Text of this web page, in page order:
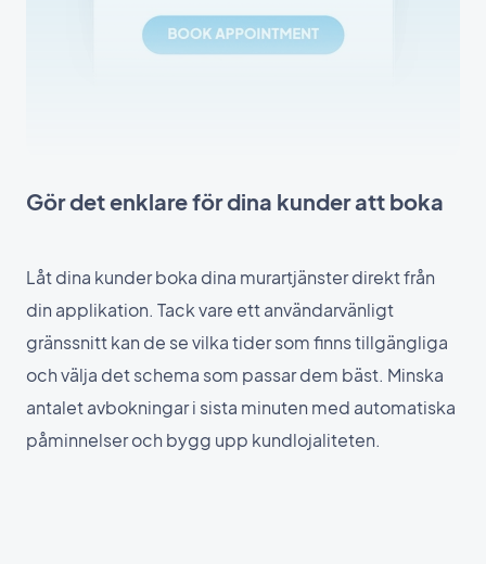
Gör det enklare för dina kunder att boka
Låt dina kunder boka dina murartjänster direkt från
din applikation. Tack vare ett användarvänligt
gränssnitt kan de se vilka tider som finns tillgängliga
och välja det schema som passar dem bäst. Minska
antalet avbokningar i sista minuten med automatiska
påminnelser och bygg upp kundlojaliteten.